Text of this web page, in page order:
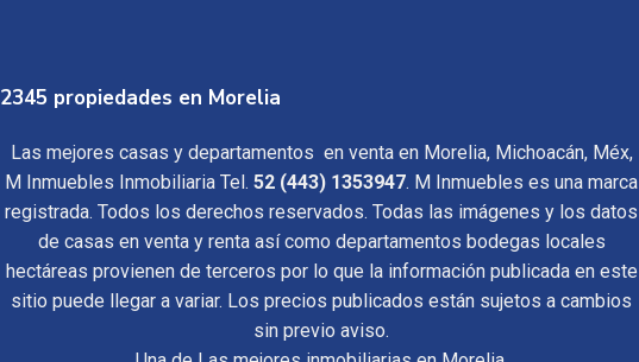
2345 propiedades en Morelia
Las mejores casas y departamentos en venta en Morelia, Michoacán, Méx,
M Inmuebles Inmobiliaria Tel. 52 (443) 1353947. M Inmuebles es una marca
registrada. Todos los derechos reservados. Todas las imágenes y los datos
de casas en venta y renta así como departamentos bodegas locales
hectáreas provienen de terceros por lo que la información publicada en este
sitio puede llegar a variar. Los precios publicados están sujetos a cambios
sin previo aviso.